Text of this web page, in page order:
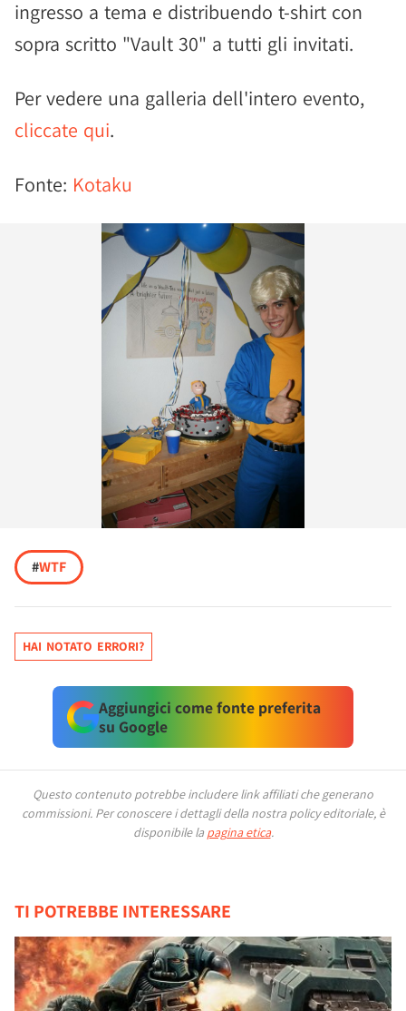
ingresso a tema e distribuendo t-shirt con
sopra scritto "Vault 30" a tutti gli invitati.
Per vedere una galleria dell'intero evento,
cliccate qui.
Fonte: Kotaku
#WTF
HAI NOTATO ERRORI?
Aggiungici come fonte preferita
su Google
Questo contenuto potrebbe includere link affiliati che generano
commissioni. Per conoscere i dettagli della nostra policy editoriale, è
disponibile la pagina etica.
TI POTREBBE INTERESSARE